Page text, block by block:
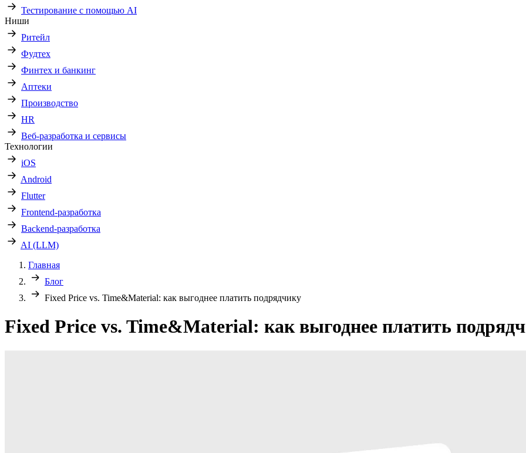
Тестирование с помощью AI
Ниши
Ритейл
Фудтех
Финтех и банкинг
Аптеки
Производство
HR
Веб-разработка и сервисы
Технологии
iOS
Android
Flutter
Frontend-разработка
Backend-разработка
AI (LLM)
Главная
Блог
Fixed Price vs. Time&Material: как выгоднее платить подрядчику
Fixed Price vs. Time&Material: как выгоднее платить